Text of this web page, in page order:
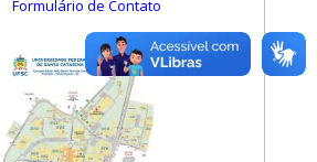
Formulário de Contato